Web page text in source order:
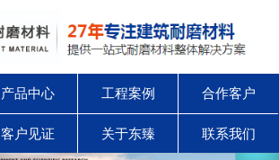
产品中心 工程案例 合作客户
客户见证 关于东臻 联系我们